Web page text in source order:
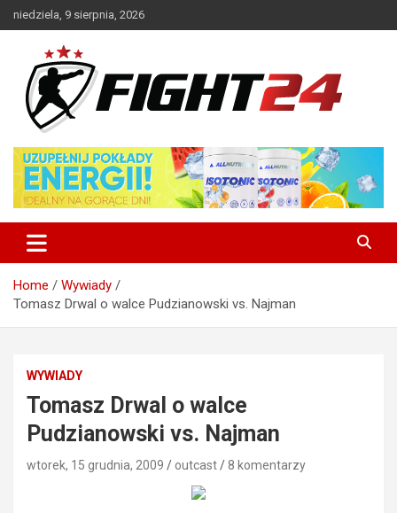
Skip
to
niedziela, 9 sierpnia, 2026
FIGHT24.PL – MMA i K-1, UFC
Home
Wywiady
Tomasz Drwal o walce Pudzianowski vs. Najman
WYWIADY
Tomasz Drwal o walce
Pudzianowski vs. Najman
wtorek, 15 grudnia, 2009 outcast 8 komentarzy